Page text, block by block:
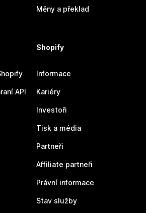
Měny a překlad
API
Shopify
Informace
Kariéry
Investoři
Tisk a média
Partneři
Affiliate partneři
Právní informace
Stav služby